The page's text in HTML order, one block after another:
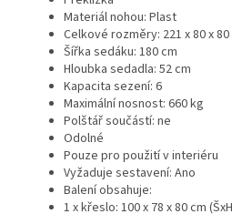
Materiál nohou: Plast
Celkové rozměry: 221 x 80 x 80
Šířka sedáku: 180 cm
Hloubka sedadla: 52 cm
Kapacita sezení: 6
Maximální nosnost: 660 kg
Polštář součástí: ne
Odolné
Pouze pro použití v interiéru
Vyžaduje sestavení: Ano
Balení obsahuje:
1 x křeslo: 100 x 78 x 80 cm